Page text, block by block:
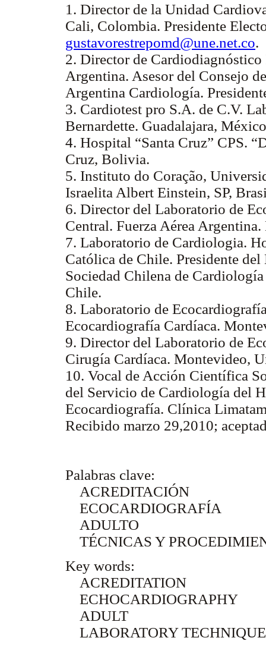
1. Director de la Unidad
Cali, Colombia. Presidente
gustavorestrepomd@une.net.co.
2. Director de
Argentina. Asesor del Consejo
Argentina Cardiología.
3. Cardiotest pro S.A. de C.V.
Bernardette. Guadalajara,
4. Hospital “Santa Cruz” CPS.
Cruz, Bolivia.
5. Instituto do Coração,
Israelita Albert Einstein, SP,
6. Director del Laboratorio de
Central. Fuerza Aérea
7. Laboratorio de Cardiologia.
Católica de Chile. Presidente
Sociedad Chilena de
Chile.
8. Laboratorio de
Ecocardiografía Cardíaca.
9. Director del Laboratorio de
Cirugía Cardíaca. Montevideo,
10. Vocal de Acción Científica
del Servicio de Cardiología del
Ecocardiografía. Clínica
Recibido marzo 29,2010;
Palabras clave:
ACREDITACIÓN
ECOCARDIOGRAFÍA
ADULTO
TÉCNICAS Y
Key words:
ACREDITATION
ECHOCARDIOGRAPHY
ADULT
LABORATORY